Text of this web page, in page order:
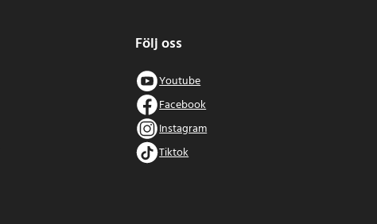
Följ oss
Youtube
Facebook
Instagram
Tiktok